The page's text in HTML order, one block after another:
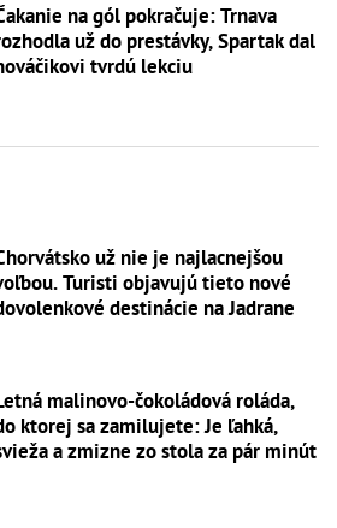
na gól pokračuje: Trnava
už do prestávky, Spartak dal
tvrdú lekciu
už nie je najlacnejšou
Turisti objavujú tieto nové
destinácie na Jadrane
malinovo-čokoládová roláda,
ktorej sa zamilujete: Je ľahká,
a zmizne zo stola za pár minút